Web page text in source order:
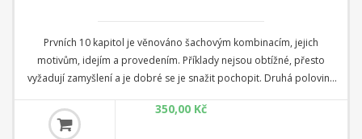
Prvních 10 kapitol je věnováno šachovým kombinacím, jejich
motivům, idejím a provedením. Příklady nejsou obtížné, přesto
vyžadují zamyšlení a je dobré se je snažit pochopit. Druhá polovina
oblíbené, ale je dokázáno, že kdo nedokáže úspěšně hrát pozice s
menším počtem figur, nemá šanci se zorientovat ve složitých
350,00 Kč